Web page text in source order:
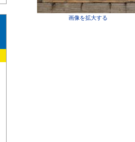
画像を拡大する